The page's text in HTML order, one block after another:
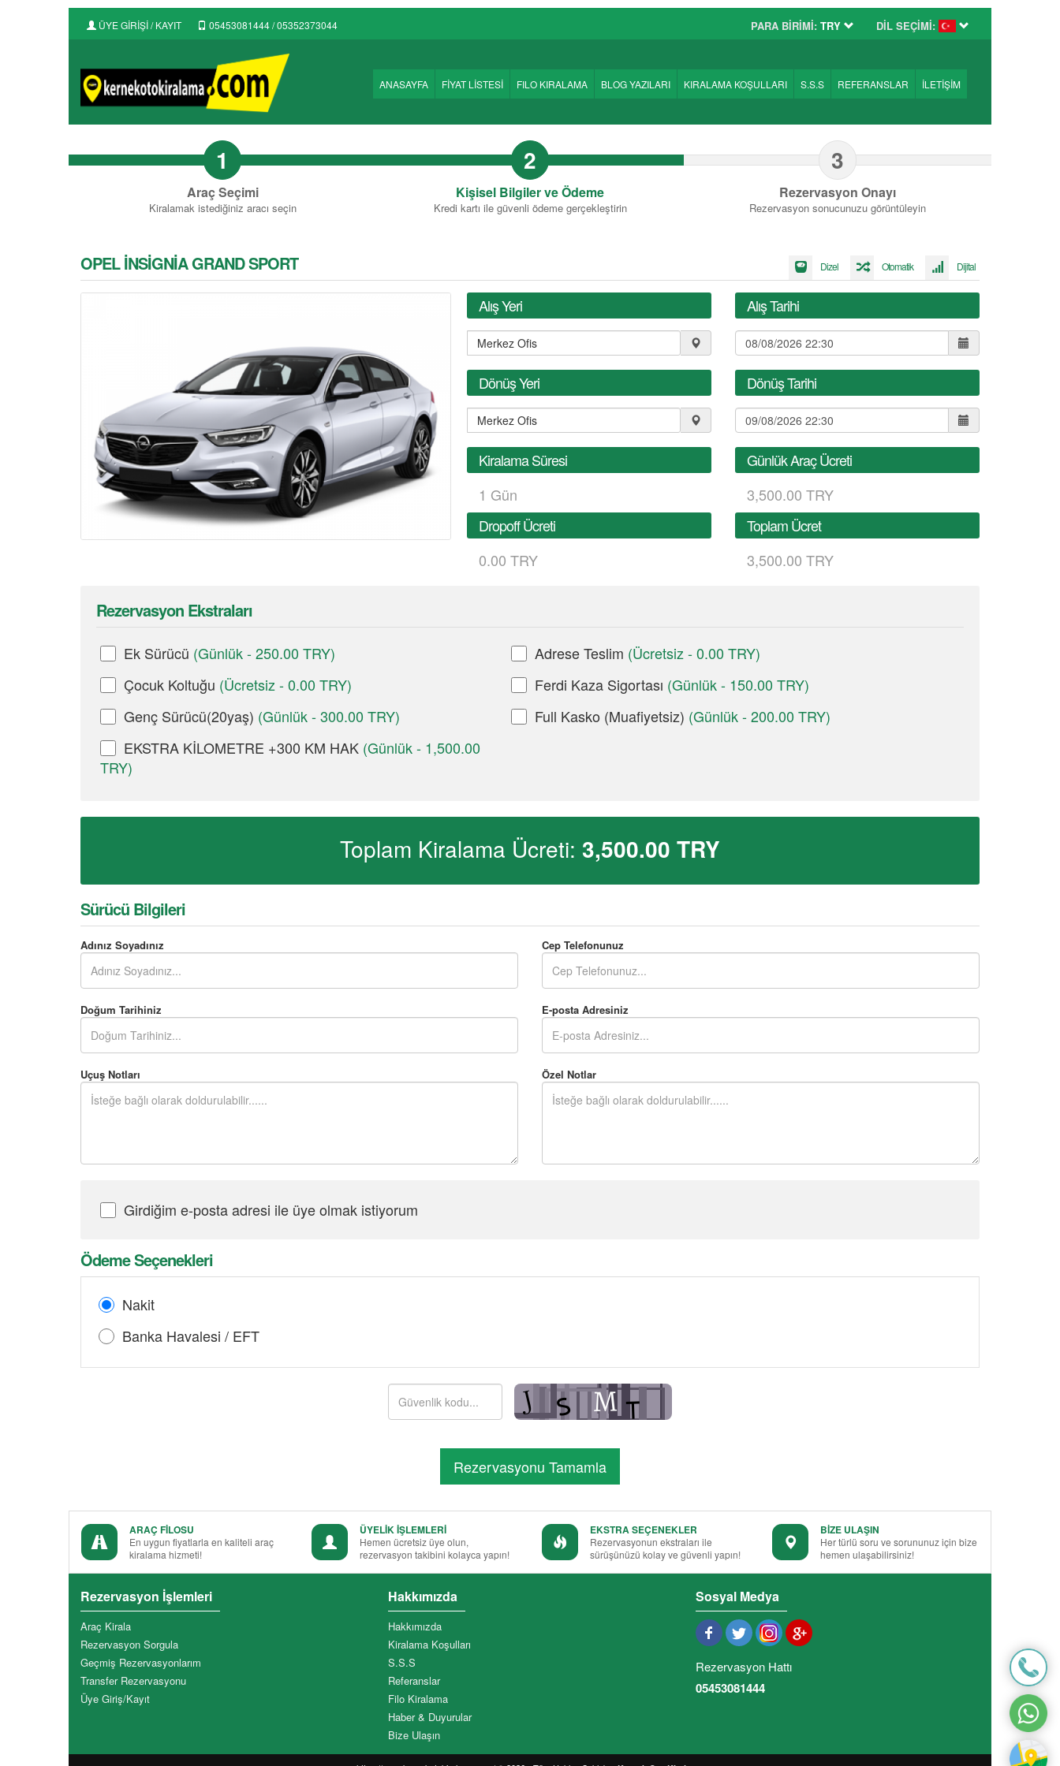
ÜYE GİRİŞİ / KAYIT 05453081444 / 05352373044 PARA BİRİMİ: TRY DİL SEÇİMİ:
ANASAYFA FİYAT LİSTESİ FILO KIRALAMA BLOG YAZILARI KIRALAMA KOŞULLARI S.S.S REFERANSLAR İLETİŞİM
1
Araç Seçimi
Kiralamak istediğiniz aracı seçin
2
Kişisel Bilgiler ve Ödeme
Kredi kartı ile güvenli ödeme gerçekleştirin
3
Rezervasyon Onayı
Rezervasyon sonucunuzu görüntüleyin
OPEL İNSİGNİA GRAND SPORT Dizel Otomatik Dijital
Alış Yeri Alış Tarihi
Dönüş Yeri Dönüş Tarihi
Kiralama Süresi
1 Gün
Günlük Araç Ücreti
3,500.00 TRY
Dropoff Ücreti
0.00 TRY
Toplam Ücret
3,500.00 TRY
Rezervasyon Ekstraları
Ek Sürücü (Günlük - 250.00 TRY) Adrese Teslim (Ücretsiz - 0.00 TRY)
Çocuk Koltuğu (Ücretsiz - 0.00 TRY) Ferdi Kaza Sigortası (Günlük - 150.00 TRY)
Genç Sürücü(20yaş) (Günlük - 300.00 TRY) Full Kasko (Muafiyetsiz) (Günlük - 200.00 TRY)
EKSTRA KİLOMETRE +300 KM HAK (Günlük - 1,500.00
TRY)
Toplam Kiralama Ücreti: 3,500.00 TRY
Sürücü Bilgileri
Adınız Soyadınız
Doğum Tarihiniz
Uçuş Notları
Cep Telefonunuz
E-posta Adresiniz
Özel Notlar
Girdiğim e-posta adresi ile üye olmak istiyorum
Ödeme Seçenekleri
Nakit
Banka Havalesi / EFT
ARAÇ FİLOSU
En uygun fiyatlarla en kaliteli araç
kiralama hizmeti!
ÜYELİK İŞLEMLERİ
Hemen ücretsiz üye olun,
rezervasyon takibini kolayca yapın!
EKSTRA SEÇENEKLER
Rezervasyonun ekstraları ile
sürüşünüzü kolay ve güvenli yapın!
BİZE ULAŞIN
Her türlü soru ve sorununuz için bize
hemen ulaşabilirsiniz!
Rezervasyon İşlemleri
Araç Kirala
Rezervasyon Sorgula
Geçmiş Rezervasyonlarım
Transfer Rezervasyonu
Üye Giriş/Kayıt
Hakkımızda
Hakkımızda
Kiralama Koşulları
S.S.S
Referanslar
Filo Kiralama
Haber & Duyurular
Bize Ulaşın
Sosyal Medya
Rezervasyon Hattı
05453081444